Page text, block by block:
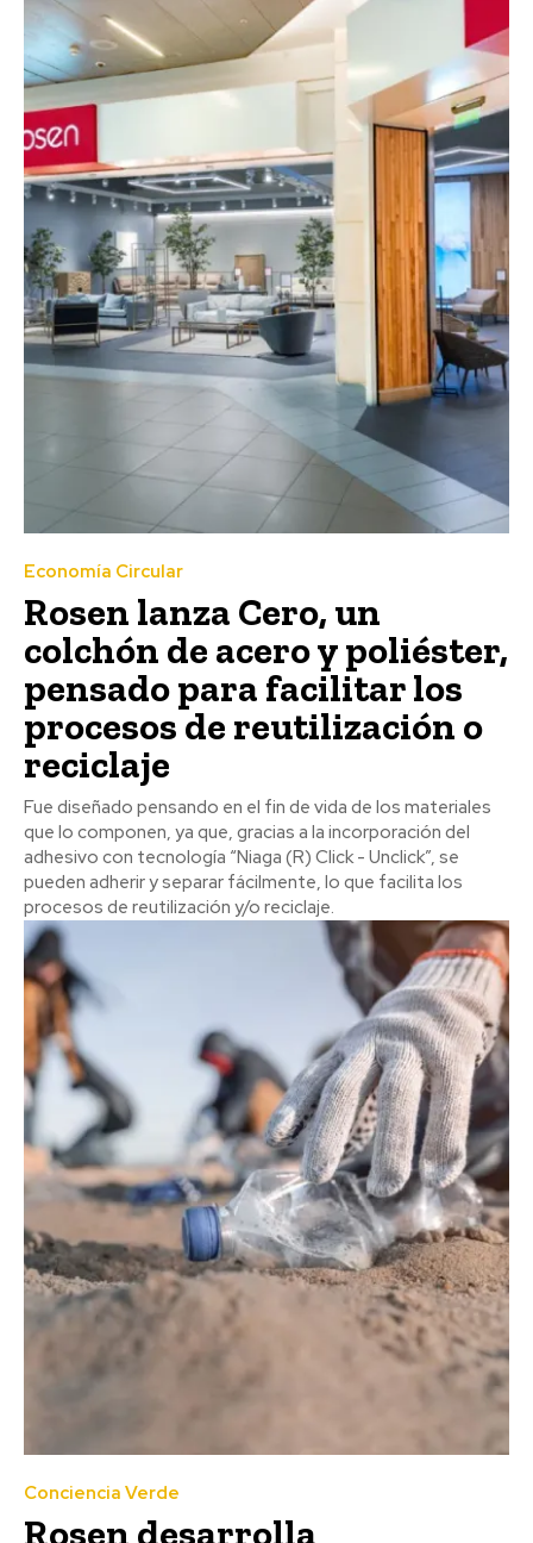
Economía Circular
Rosen lanza Cero, un
colchón de acero y poliéster,
pensado para facilitar los
procesos de reutilización o
reciclaje
Fue diseñado pensando en el fin de vida de los materiales
que lo componen, ya que, gracias a la incorporación del
adhesivo con tecnología “Niaga (R) Click - Unclick”, se
pueden adherir y separar fácilmente, lo que facilita los
procesos de reutilización y/o reciclaje.
Conciencia Verde
Rosen desarrolla